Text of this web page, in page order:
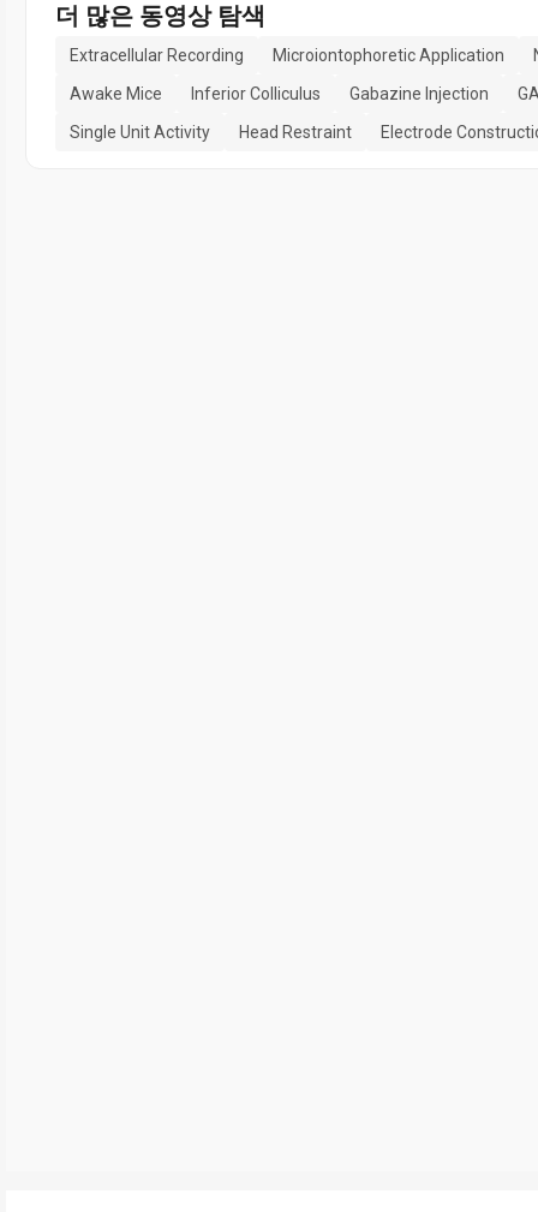
더 많은 동영상 탐색
Extracellular Recording Microiontophoretic Application
Awake Mice
Inferior Colliculus Gabazine Injection
Single Unit Activity
Head Restraint Electrode